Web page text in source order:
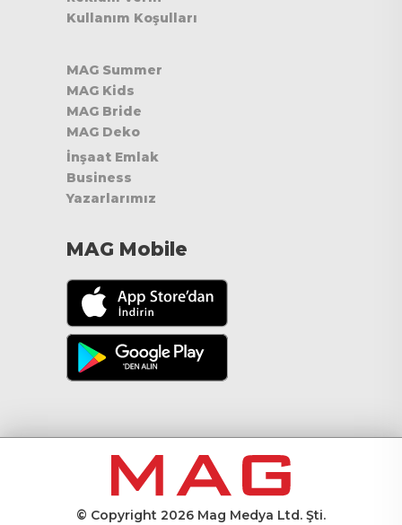
Kullanım Koşulları
MAG Summer
MAG Kids
MAG Bride
MAG Deko
İnşaat Emlak
Business
Yazarlarımız
MAG Mobile
© Copyright 2026 Mag Medya Ltd. Şti.